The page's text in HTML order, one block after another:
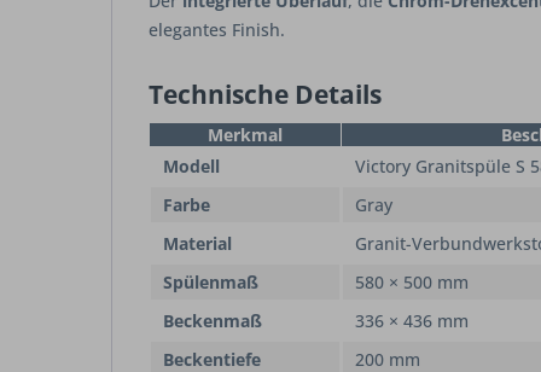
elegantes Finish.
Technische Details
Merkmal
Modell
Victory Granitspüle S
Farbe
Gray
Material
Granit-
Spülenmaß
580 × 500 mm
Beckenmaß
336 × 436 mm
Beckentiefe
200 mm